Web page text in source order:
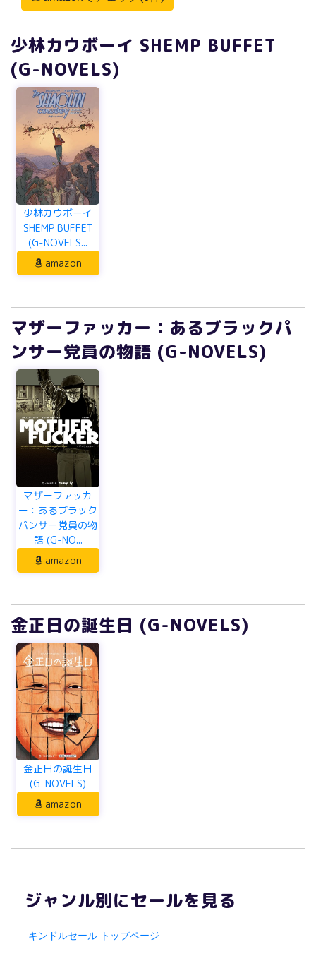
少林カウボーイ SHEMP BUFFET
(G-NOVELS)
少林カウボーイ
SHEMP BUFFET
(G-NOVELS...
amazon
マザーファッカー：あるブラックパ
ンサー党員の物語 (G-NOVELS)
マザーファッカ
ー：あるブラック
パンサー党員の物
語 (G-NO...
amazon
金正日の誕生日 (G-NOVELS)
金正日の誕生日
(G-NOVELS)
amazon
ジャンル別にセールを見る
キンドルセール トップページ